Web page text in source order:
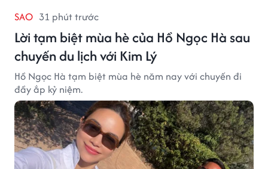
SAO 31 phút trước
Lời tạm biệt mùa hè của Hồ Ngọc Hà sau
chuyến du lịch với Kim Lý
Hồ Ngọc Hà tạm biệt mùa hè năm nay với chuyến đi
đầy ắp kỷ niệm.